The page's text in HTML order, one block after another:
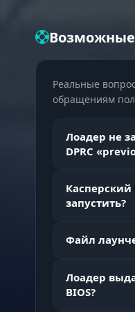
ESP
2D бокс
Скелет
Полоса
Оружие и
Реальные
обращениям
Лоадер не
DPRC
запустить?
Файл
Лоадер
BIOS?